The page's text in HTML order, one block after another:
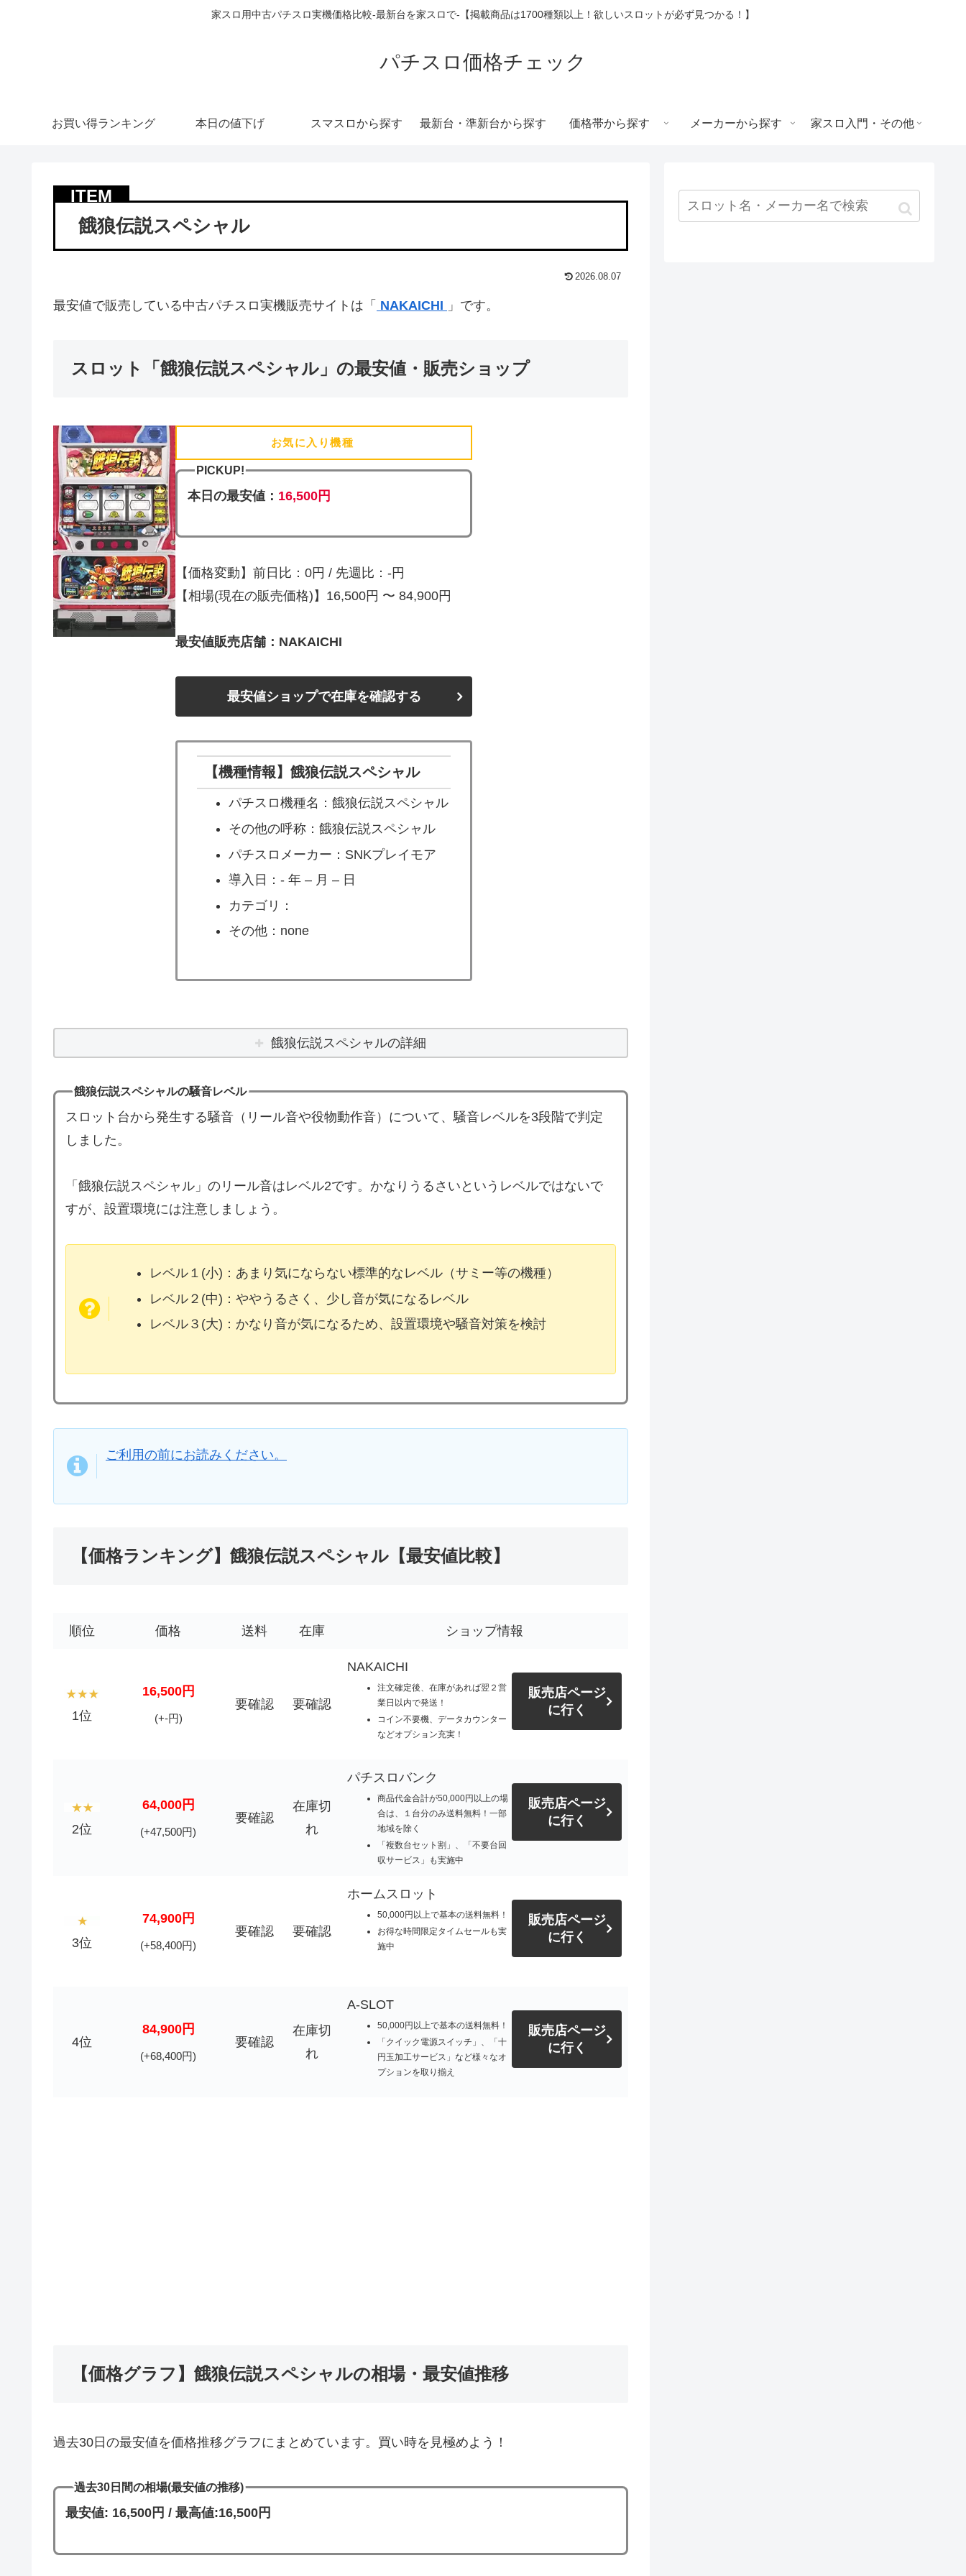
家スロ用中古パチスロ実機価格比較-最新台を家スロで-【掲載商品は1700種類以上！欲しいスロットが必ず見つかる！】
パチスロ価格チェック
お買い得ランキング 本日の値下げ スマスロから探す 最新台・準新台から探す 価格帯から探す メーカーから探す 家スロ入門・その他
餓狼伝説スペシャル
2026.08.07
最安値で販売している中古パチスロ実機販売サイトは「 NAKAICHI 」です。
スロット「餓狼伝説スペシャル」の最安値・販売ショップ
お気に入り機種
PICKUP!
本日の最安値： 16,500円
【価格変動】前日比：0円 / 先週比：-円
【相場(現在の販売価格)】16,500円 〜 84,900円
最安値販売店舗：NAKAICHI
最安値ショップで在庫を確認する
【機種情報】餓狼伝説スペシャル
パチスロ機種名：餓狼伝説スペシャル
その他の呼称：餓狼伝説スペシャル
パチスロメーカー：SNKプレイモア
導入日：- 年 – 月 – 日
カテゴリ：
その他：none
餓狼伝説スペシャルの詳細
餓狼伝説スペシャルの騒音レベル
スロット台から発生する騒音（リール音や役物動作音）について、騒音レベルを3段階で判定
しました。
「餓狼伝説スペシャル」のリール音はレベル2です。かなりうるさいというレベルではないで
すが、設置環境には注意しましょう。
レベル１(小)：あまり気にならない標準的なレベル（サミー等の機種）
レベル２(中)：ややうるさく、少し音が気になるレベル
レベル３(大)：かなり音が気になるため、設置環境や騒音対策を検討
ご利用の前にお読みください。
【価格ランキング】餓狼伝説スペシャル【最安値比較】
順位 価格 送料 在庫 ショップ情報
1位
16,500円
(+-円)
要確認 要確認
NAKAICHI
注文確定後、在庫があれば翌２営
業日以内で発送！
コイン不要機、データカウンター
などオプション充実！
販売店ページ
に行く
2位
64,000円
(+47,500円)
要確認
在庫切
れ
パチスロバンク
商品代金合計が50,000円以上の場
合は、１台分のみ送料無料！一部
地域を除く
「複数台セット割」、「不要台回
収サービス」も実施中
販売店ページ
に行く
3位
74,900円
(+58,400円)
要確認 要確認
ホームスロット
50,000円以上で基本の送料無料！
お得な時間限定タイムセールも実
施中
販売店ページ
に行く
4位
84,900円
(+68,400円)
要確認
在庫切
れ
A-SLOT
50,000円以上で基本の送料無料！
「クイック電源スイッチ」、「十
円玉加工サービス」など様々なオ
プションを取り揃え
販売店ページ
に行く
【価格グラフ】餓狼伝説スペシャルの相場・最安値推移
過去30日の最安値を価格推移グラフにまとめています。買い時を見極めよう！
過去30日間の相場(最安値の推移)
最安値: 16,500円 / 最高値:16,500円